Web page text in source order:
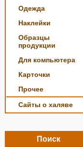
Одежда
Наклейки
Образцы
продукции
Для компьютера
Карточки
Прочее
Сайты о халяве
Поиск